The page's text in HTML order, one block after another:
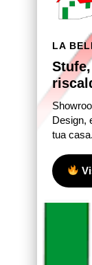
LA
Design,
tua casa.